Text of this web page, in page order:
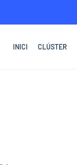
INICI CLÚSTER